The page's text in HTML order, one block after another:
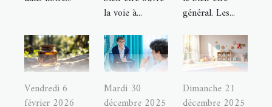
la voie à...
général. Les...
Vendredi 6
février 2026
Mardi 30
décembre 2025
Dimanche 21
décembre 2025